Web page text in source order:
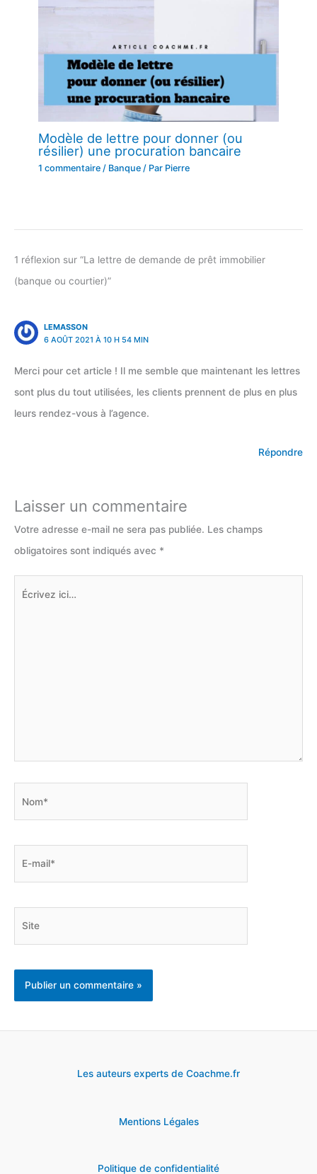
Modèle de lettre pour donner (ou
résilier) une procuration bancaire
1 commentaire / Banque / Par Pierre
1 réflexion sur “La lettre de demande de prêt immobilier
(banque ou courtier)”
LEMASSON
6 AOÛT 2021 À 10 H 54 MIN
Merci pour cet article ! Il me semble que maintenant les lettres
sont plus du tout utilisées, les clients prennent de plus en plus
leurs rendez-vous à l’agence.
Répondre
Laisser un commentaire
Votre adresse e-mail ne sera pas publiée. Les champs
obligatoires sont indiqués avec *
Les auteurs experts de Coachme.fr
Mentions Légales
Politique de confidentialité